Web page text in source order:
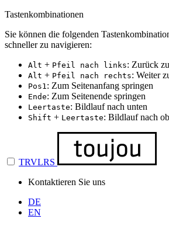
Tastenkombinationen
Sie können die folgenden
schneller zu navigieren:
Alt + Pfeil nach links: Zurück
Alt + Pfeil nach rechts: Weiter
Pos1: Zum Seitenanfang springen
Ende: Zum Seitenende springen
Leertaste: Bildlauf nach unten
Shift + Leertaste: Bildlauf nach
TRVLRS
Kontaktieren Sie uns
DE
EN